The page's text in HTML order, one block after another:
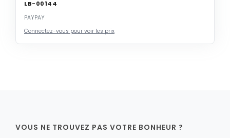
LB-00144
PAYPAY
Connectez-vous pour voir les prix
VOUS NE TROUVEZ PAS VOTRE BONHEUR ?